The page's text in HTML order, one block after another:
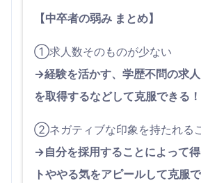
【中卒者の弱み まとめ】
①求人数そのものが少ない
→経験を活かす、学歴不問の求
を取得するなどして克服できる！
②ネガティブな印象を持たれる
→自分を採用することによって
トややる気をアピールして克服